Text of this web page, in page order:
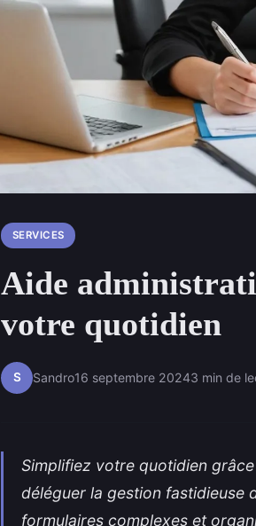
SERVICES
Aide
votre quotidien
S Sandro16 septembre 20243 min de
Simplifiez votre quotidien
déléguer la gestion fastidieuse
formulaires complexes et